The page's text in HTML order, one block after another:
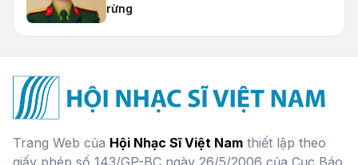
rừng
Trang Web của Hội Nhạc Sĩ Việt Nam thiết lập theo